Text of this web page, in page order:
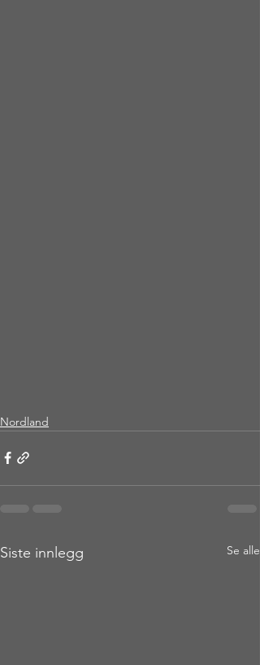
Nordland
Siste innlegg Se alle